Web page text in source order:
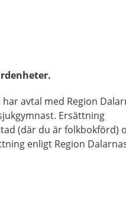
avtal med Region
Ersättning
(där du är folkbokförd)
enligt Region